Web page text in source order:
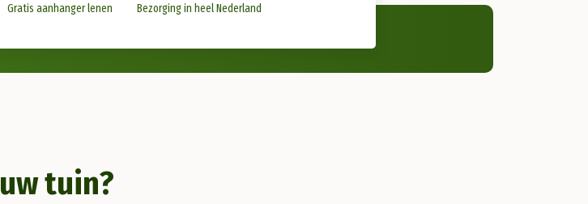
Gratis aanhanger lenen
Bezorging in heel Nederland
tuin?